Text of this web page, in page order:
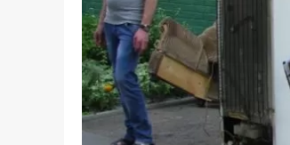
Контакты
г. Москва, ст. м. «Марксистская», ул.
Марксистская, д. 3, стр. 1
kmsud@yandex.ru